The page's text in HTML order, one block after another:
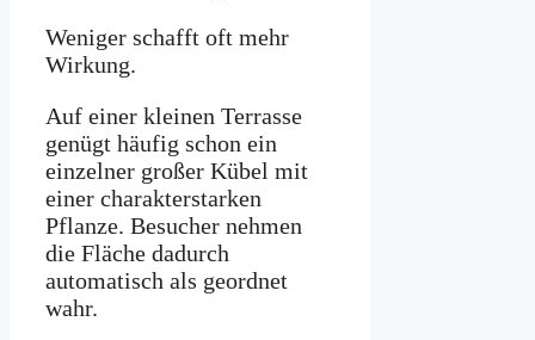
Weniger schafft oft mehr
Wirkung.
Auf einer kleinen Terrasse
genügt häufig schon ein
einzelner großer Kübel mit
einer charakterstarken
Pflanze. Besucher nehmen
die Fläche dadurch
automatisch als geordnet
wahr.